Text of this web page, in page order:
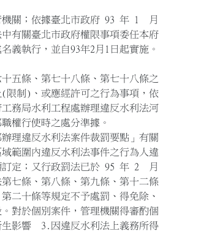
機關；依據臺北市政府 93 年 1  月
有關臺北市政府權限事項委任本府
義執行，並自93年2月1日起實施。
。
五條、第七十八條、第七十八條之
限制)、或應經許可之行為事項，依
務局水利工程處辦理違反水利法河
內部職權行使時之處分準據。
理違反水利法案件裁罰要點」有關
範圍內違反水利法事件之行為人違
訂定；又行政罰法已於 95 年 2  月
七條、第八條、第九條、第十二條
二十條等規定不予處罰、得免除、
對於個別案件，管理機關得審酌個
影響  3.因違反水利法上義務所得